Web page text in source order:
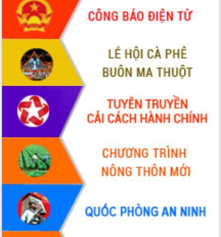
món ăn từ sầu riêng
Đắk Lắk công bố Quy hoạch và xúc
tiến đầu tư tỉnh
Ngành cá ngừ Đắk Lắk chủ động thích
ứng để giữ vững thị trường xuất khẩu
Diễn đàn Kinh tế tư nhân Việt Nam đột
phá cơ chế - Hợp tác công tư
Đề án 06 tạo bước ngoặt đột phá trong
cải cách hành chính tỉnh Đắk Lắk
Kết nối tour, đẩy mạnh chuyển đổi số
để phát triển du lịch Đắk Lắk
Khởi động Dự án Đầu tư xây dựng hạ
tầng kỹ thuật Cụm công nghiệp Tân
Gặp mặt các cơ quan báo chí nhân Kỷ
niệm 101 năm Ngày Báo chí Cách
mạng Việt Nam
Đắk Lắk sơ kết 4 năm triển khai thực
hiện Đề án 06 của Chính phủ
Họp báo thông tin về Hội nghị Công bố
Quy hoạch và Xúc tiến đầu tư tỉnh Đắk
Lắk